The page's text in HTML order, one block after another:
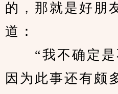
的，那就是好朋
道：
“我不确定是
因为此事还有颇